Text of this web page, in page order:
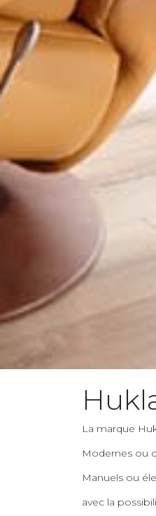
La marque
Modernes ou
Manuels ou
avec la